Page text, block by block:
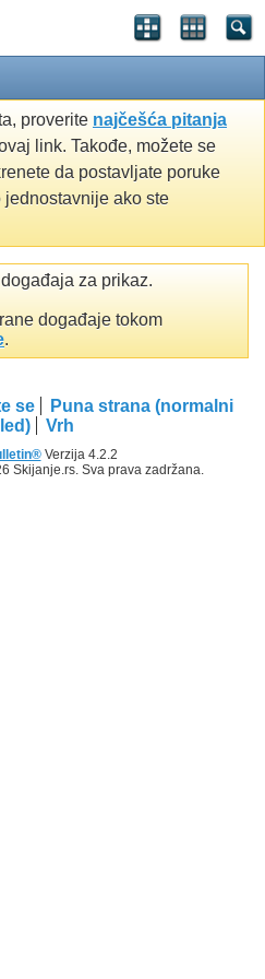
proverite najčešća pitanja
link. Takođe, možete se
da postavljate poruke
jednostavnije ako ste
za prikaz.
događaje tokom
.
se
Puna strana (normalni
Vrh
Verzija 4.2.2
Skijanje.rs. Sva prava zadržana.